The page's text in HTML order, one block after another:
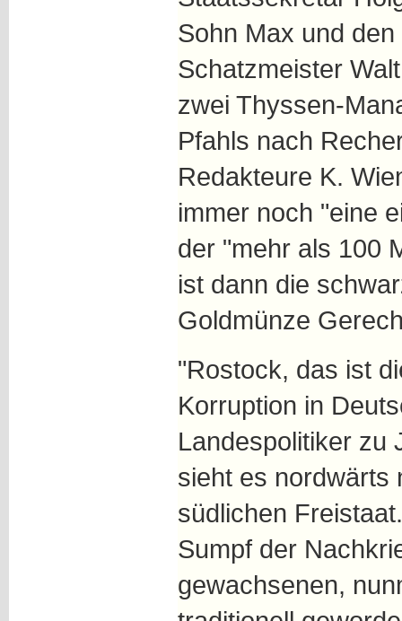
Sohn Max und
Schatzmeister
zwei Thyssen-
Pfahls nach
Redakteure K.
immer noch "eine
der "mehr als 100
ist dann die
Goldmünze
"Rostock, das ist
Korruption in
Landespolitiker zu
sieht es nordwärts
südlichen
Sumpf der
gewachsenen,